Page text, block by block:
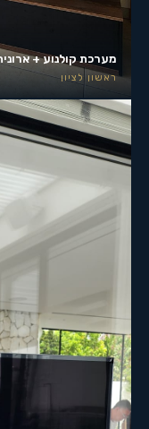
מערכת קולנוע +
ראשון לציון